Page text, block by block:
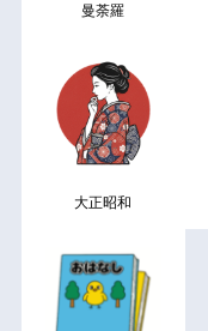
曼荼羅
大正昭和